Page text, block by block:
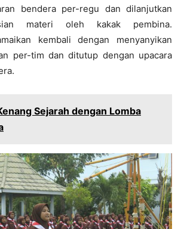
bendera per-regu dan dilanjutkan
materi oleh kakak pembina.
kembali dengan menyanyikan
per-tim dan ditutup dengan upacara
Sejarah dengan Lomba